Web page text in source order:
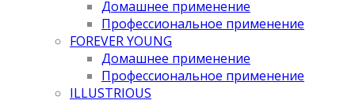
Домашнее применение
Профессиональное применение
FOREVER YOUNG
Домашнее применение
Профессиональное применение
ILLUSTRIOUS